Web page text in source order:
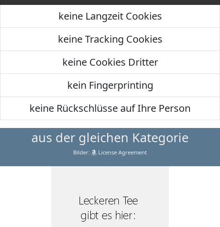
keine Langzeit Cookies
keine Tracking Cookies
keine Cookies Dritter
kein Fingerprinting
keine Rückschlüsse auf Ihre Person
aus der gleichen Kategorie
Bilder: License Agreement